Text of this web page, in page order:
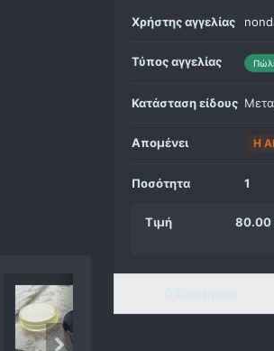
Χρήστης αγγελίας
Τύπος αγγελίας
Κατάσταση είδους
Απομένει Η
Ποσότητα 1
Τιμή 80.00